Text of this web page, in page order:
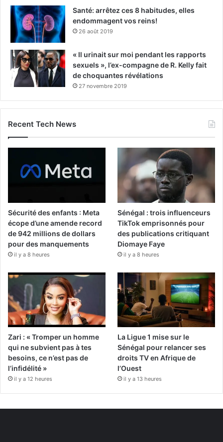
Santé: arrêtez ces 8 habitudes, elles
endommagent vos reins!
26 août 2019
« Il urinait sur moi pendant les rapports
sexuels », l’ex-compagne de R. Kelly fait
de choquantes révélations
27 novembre 2019
Recent Tech News
Sécurité des enfants : Meta
écope d’une amende record
de 942 millions de dollars
pour des manquements
il y a 8 heures
Sénégal : trois influenceurs
TikTok emprisonnés pour
des publications critiquant
Diomaye Faye
il y a 8 heures
Zari : « Tromper un homme
qui ne subvient pas à tes
besoins, ce n’est pas de
l’infidélité »
il y a 12 heures
La Ligue 1 mise sur le
Sénégal pour relancer ses
droits TV en Afrique de
l’Ouest
il y a 13 heures